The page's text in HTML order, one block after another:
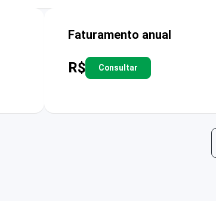
Faturamento anual
R$ Consultar